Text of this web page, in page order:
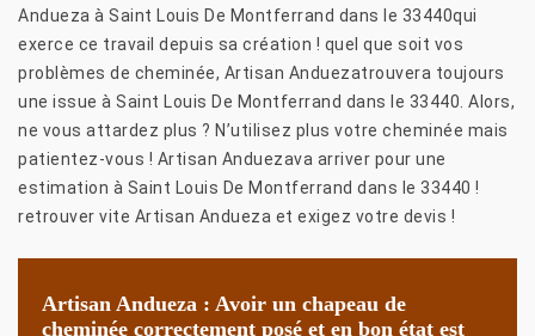
Andueza à Saint Louis De Montferrand dans le 33440qui
exerce ce travail depuis sa création ! quel que soit vos
problèmes de cheminée, Artisan Anduezatrouvera toujours
une issue à Saint Louis De Montferrand dans le 33440. Alors,
ne vous attardez plus ? N’utilisez plus votre cheminée mais
patientez-vous ! Artisan Anduezava arriver pour une
estimation à Saint Louis De Montferrand dans le 33440 !
retrouver vite Artisan Andueza et exigez votre devis !
Artisan Andueza : Avoir un chapeau de
cheminée correctement posé et en bon état est